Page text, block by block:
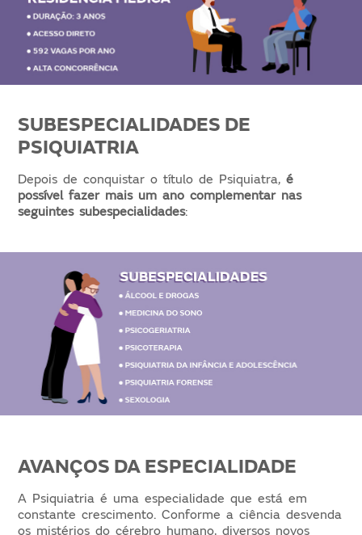
SUBESPECIALIDADES DE
PSIQUIATRIA
Depois de conquistar o título de Psiquiatra, é
possível fazer mais um ano complementar nas
seguintes subespecialidades:
AVANÇOS DA ESPECIALIDADE
A Psiquiatria é uma especialidade que está em
constante crescimento. Conforme a ciência desvenda
os mistérios do cérebro humano, diversos novos